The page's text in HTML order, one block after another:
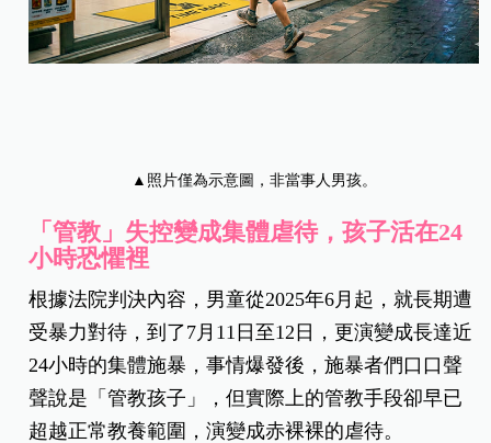
▲照片僅為示意圖，非當事人男孩。
「管教」失控變成集體虐待，孩子活在24
小時恐懼裡
根據法院判決內容，男童從2025年6月起，就長期遭
受暴力對待，到了7月11日至12日，更演變成長達近
24小時的集體施暴，事情爆發後，施暴者們口口聲
聲說是「管教孩子」，但實際上的管教手段卻早已
超越正常教養範圍，演變成赤裸裸的虐待。